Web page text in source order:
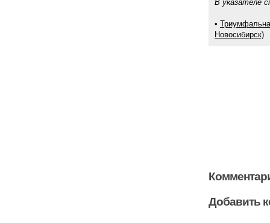
В указателе
•
Новосибирск)
Добавить